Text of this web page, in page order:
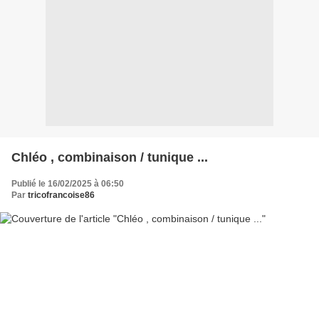
Chléo , combinaison / tunique ...
Publié le 16/02/2025 à 06:50
Par tricofrancoise86